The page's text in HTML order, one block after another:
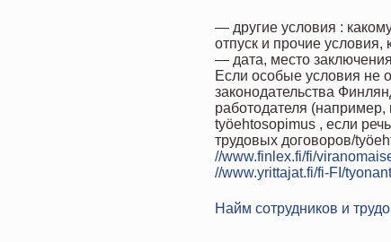
— другие условия :
отпуск и прочие условия,
— дата, место
Если особые условия не
законодательства
работодателя
työehtosopimus , если
трудовых договоров/
//www.finlex.fi/fi/
//www.yrittajat.fi/fi-FI/
Найм сотрудников и